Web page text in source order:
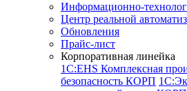
Информационно-
Центр реальной
Обновления
Прайс-лист
Корпоративная линейка
1С:EHS Комплексная
безопасность КОРП